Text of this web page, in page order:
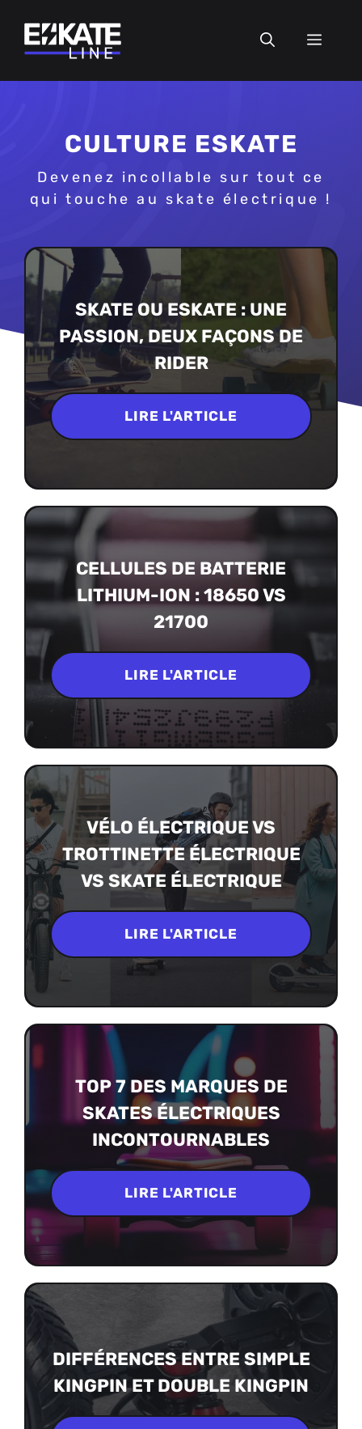
contenu
CULTURE ESKATE
Devenez incollable sur tout ce
qui touche au skate électrique !
SKATE OU ESKATE : UNE
PASSION, DEUX FAÇONS DE
RIDER
LIRE L'ARTICLE
CELLULES DE BATTERIE
LITHIUM-ION : 18650 VS
21700
LIRE L'ARTICLE
VÉLO ÉLECTRIQUE VS
TROTTINETTE ÉLECTRIQUE
VS SKATE ÉLECTRIQUE
LIRE L'ARTICLE
TOP 7 DES MARQUES DE
SKATES ÉLECTRIQUES
INCONTOURNABLES
LIRE L'ARTICLE
DIFFÉRENCES ENTRE SIMPLE
KINGPIN ET DOUBLE KINGPIN